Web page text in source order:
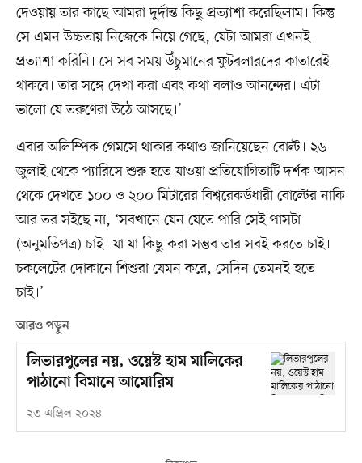
দেওয়ায় তার কাছে আমরা দুর্দান্ত কিছু প্রত্যাশা করেছিলাম। কিন্তু
সে এমন উচ্চতায় নিজেকে নিয়ে গেছে, যেটা আমরা এখনই
প্রত্যাশা করিনি। সে সব সময় উঁচুমানের ফুটবলারদের কাতারেই
থাকবে। তার সঙ্গে দেখা করা এবং কথা বলাও আনন্দের। এটা
ভালো যে তরুণেরা উঠে আসছে।’
এবার অলিম্পিক গেমসে থাকার কথাও জানিয়েছেন বোল্ট। ২৬
জুলাই থেকে প্যারিসে শুরু হতে যাওয়া প্রতিযোগিতাটি দর্শক আসন
থেকে দেখতে ১০০ ও ২০০ মিটারের বিশ্বরেকর্ডধারী বোল্টের নাকি
আর তর সইছে না, ‘সবখানে যেন যেতে পারি সেই পাসটা
(অনুমতিপত্র) চাই। যা যা কিছু করা সম্ভব তার সবই করতে চাই।
চকলেটের দোকানে শিশুরা যেমন করে, সেদিন তেমনই হতে
চাই।’
আরও পড়ুন
লিভারপুলের নয়, ওয়েস্ট হাম মালিকের
পাঠানো বিমানে আমোরিম
২৩ এপ্রিল ২০২৪